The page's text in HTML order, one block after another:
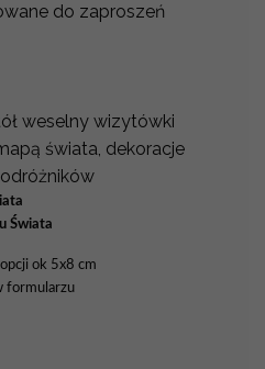
do zaproszeń
weselny wizytówki
świata, dekoracje
Świata
ok 5x8 cm
formularzu